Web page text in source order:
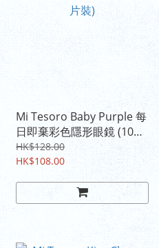
Mi Tesoro Baby Purple 每
日即棄彩色隱形眼鏡 (10片
裝)
HK$128.00
HK$108.00